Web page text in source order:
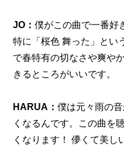
JO：僕がこの曲で一番好
特に「桜色 舞った」とい
で春特有の切なさや爽や
きるところがいいです。
HARUA：僕は元々雨の
くなるんです。この曲を
くなります！ 儚くて美し